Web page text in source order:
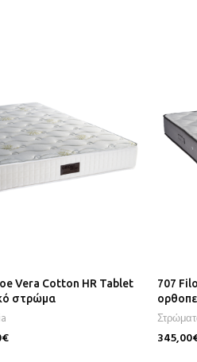
Vera Cotton HR Tablet
στρώμα
€
707
345,00